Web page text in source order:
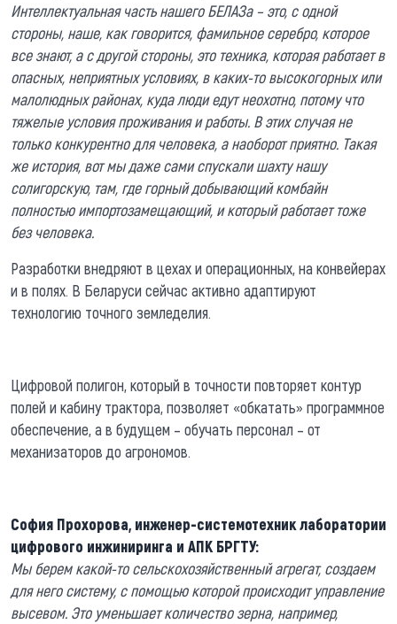
Интеллектуальная часть нашего БЕЛАЗа – это, с одной
стороны, наше, как говорится, фамильное серебро, которое
все знают, а с другой стороны, это техника, которая работает в
опасных, неприятных условиях, в каких-то высокогорных или
малолюдных районах, куда люди едут неохотно, потому что
тяжелые условия проживания и работы. В этих случая не
только конкурентно для человека, а наоборот приятно. Такая
же история, вот мы даже сами спускали шахту нашу
солигорскую, там, где горный добывающий комбайн
полностью импортозамещающий, и который работает тоже
без человека.
Разработки внедряют в цехах и операционных, на конвейерах
и в полях. В Беларуси сейчас активно адаптируют
технологию точного земледелия.
Цифровой полигон, который в точности повторяет контур
полей и кабину трактора, позволяет «обкатать» программное
обеспечение, а в будущем – обучать персонал – от
механизаторов до агрономов.
София Прохорова, инженер-системотехник лаборатории
цифрового инжиниринга и АПК БРГТУ:
Мы берем какой-то сельскохозяйственный агрегат, создаем
для него систему, с помощью которой происходит управление
высевом. Это уменьшает количество зерна, например,